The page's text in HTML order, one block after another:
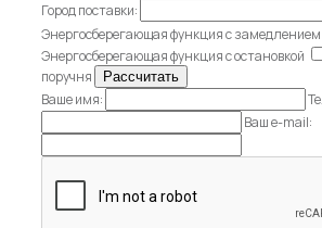
Город поставки:
Энергосберегающая функция с замедлением
Энергосберегающая функция с остановкой
поручня
Ваше имя:
Ваш e-mail: